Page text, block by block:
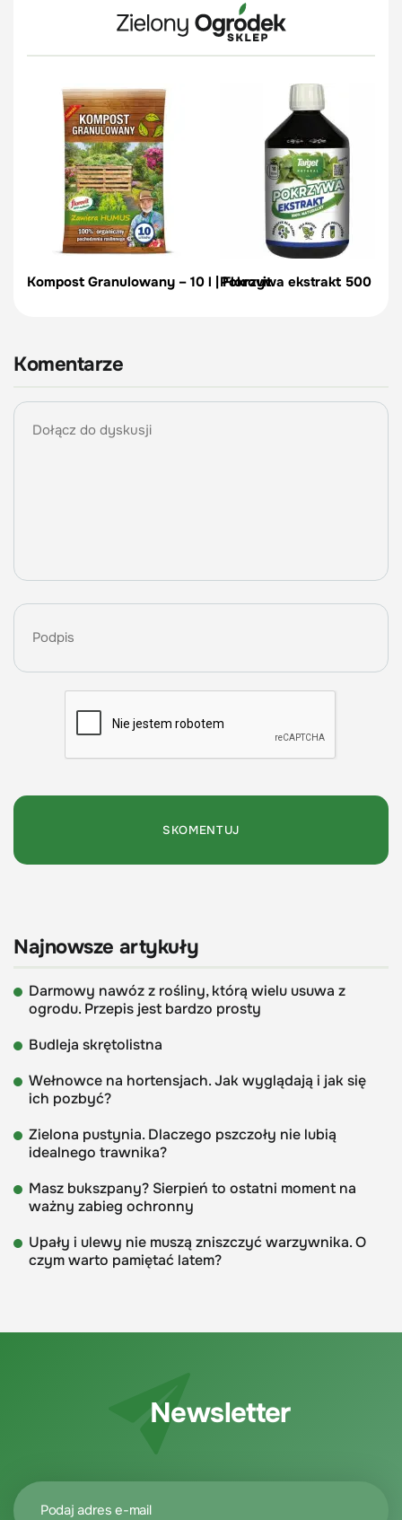
Kompost Granulowany – 10 l | FlorovitPokrzywa ekstrakt 500 ml
Komentarze
Najnowsze artykuły
Darmowy nawóz z rośliny, którą wielu usuwa z
ogrodu. Przepis jest bardzo prosty
Budleja skrętolistna
Wełnowce na hortensjach. Jak wyglądają i jak się
ich pozbyć?
Zielona pustynia. Dlaczego pszczoły nie lubią
idealnego trawnika?
Masz bukszpany? Sierpień to ostatni moment na
ważny zabieg ochronny
Upały i ulewy nie muszą zniszczyć warzywnika. O
czym warto pamiętać latem?
Newsletter